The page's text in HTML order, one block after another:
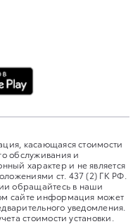
касающаяся стоимости
обслуживания и
характер и не является
ст. 437 (2) ГК РФ.
обращайтесь в наши
сайте информация может
уведомления.
стоимости установки.